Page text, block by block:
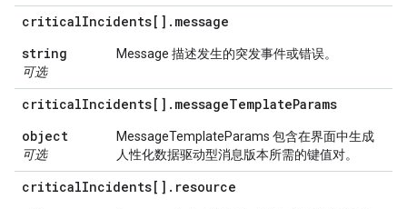
criticalIncidents[] . message
string
可选
Message 描述发生的突发事件或错误。
criticalIncidents[] . messageTemplateParams
object
可选
MessageTemplateParams 包含在界面中生成
人性化数据驱动型消息版本所需的键值对。
criticalIncidents[] . resource